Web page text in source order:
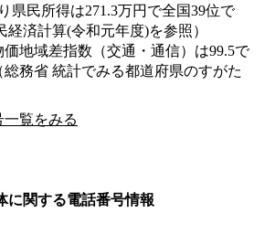
県民所得は271.3万円で全国39位で
経済計算(令和元年度)を参照）
地域差指数（交通・通信）は99.5で
務省 統計でみる都道府県のすがた
覧をみる
に関する電話番号情報